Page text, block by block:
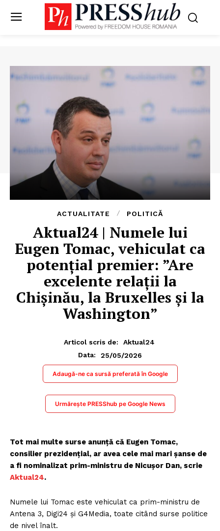
ACTUALITATE POLITICĂ
Aktual24 | Numele lui
Eugen Tomac, vehiculat ca
potențial premier: ”Are
excelente relații la
Chișinău, la Bruxelles și la
Washington”
Articol scris de:
Aktual24
Data:
25/05/2026
Adaugă-ne ca sursă preferată în Google
Urmărește PRESShub pe Google News
Tot mai multe surse anunță că Eugen Tomac,
consilier prezidențial, ar avea cele mai mari șanse de
a fi nominalizat prim-ministru de Nicușor Dan, scrie
Aktual24.
Numele lui Tomac este vehiculat ca prim-ministru de
Antena 3, Digi24 și G4Media, toate citând surse politice
de nivel înalt.